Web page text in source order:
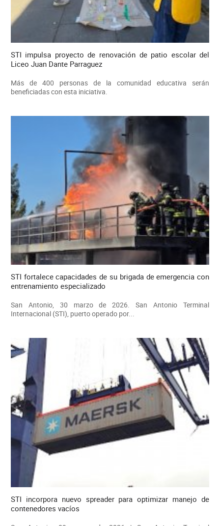
STI impulsa proyecto de renovación de patio escolar del
Liceo Juan Dante Parraguez
Más de 400 personas de la comunidad educativa serán
beneficiadas con esta iniciativa.
STI fortalece capacidades de su brigada de emergencia con
entrenamiento especializado
San Antonio, 30 marzo de 2026. San Antonio Terminal
Internacional (STI), puerto operado por...
STI incorpora nuevo spreader para optimizar manejo de
contenedores vacíos